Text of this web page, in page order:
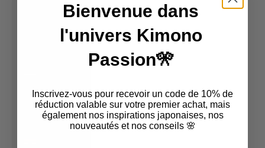
Hong Kong
SAR (EUR
Iceland
(EUR €)
Bienvenue dans
l'univers Kimono
Passion🎌
Inscrivez-vous pour recevoir un code de 10% de
réduction valable sur votre premier achat, mais
également nos inspirations japonaises, nos
nouveautés et nos conseils 🌸